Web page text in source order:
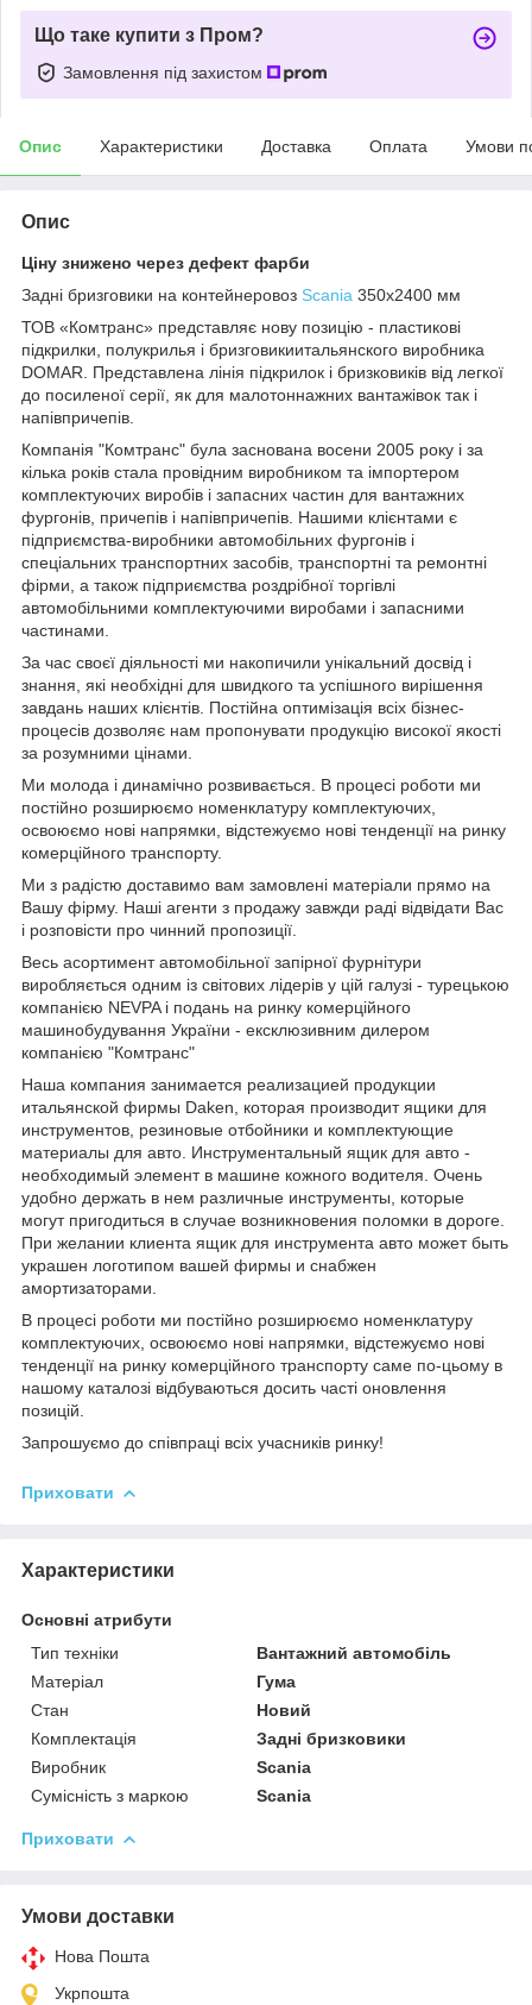
Що таке купити з Пром?
Замовлення під захистом
Опис Характеристики Доставка Оплата Умови
Опис
Ціну знижено через дефект фарби
Задні бризговики на контейнеровоз Scania 350x2400 мм
ТОВ «Комтранс» представляє нову позицію - пластикові
підкрилки, полукрилья і бризговикиитальянского виробника
DOMAR. Представлена лінія підкрилок і бризковиків від легкої
до посиленої серії, як для малотоннажних вантажівок так і
напівпричепів.
Компанія "Комтранс" була заснована восени 2005 року і за
кілька років стала провідним виробником та імпортером
комплектуючих виробів і запасних частин для вантажних
фургонів, причепів і напівпричепів. Нашими клієнтами є
підприємства-виробники автомобільних фургонів і
спеціальних транспортних засобів, транспортні та ремонтні
фірми, а також підприємства роздрібної торгівлі
автомобільними комплектуючими виробами і запасними
частинами.
За час своєї діяльності ми накопичили унікальний досвід і
знання, які необхідні для швидкого та успішного вирішення
завдань наших клієнтів. Постійна оптимізація всіх бізнес-
процесів дозволяє нам пропонувати продукцію високої якості
за розумними цінами.
Ми молода і динамічно розвивається. В процесі роботи ми
постійно розширюємо номенклатуру комплектуючих,
освоюємо нові напрямки, відстежуємо нові тенденції на ринку
комерційного транспорту.
Ми з радістю доставимо вам замовлені матеріали прямо на
Вашу фірму. Наші агенти з продажу завжди раді відвідати Вас
і розповісти про чинний пропозиції.
Весь асортимент автомобільної запірної фурнітури
виробляється одним із світових лідерів у цій галузі - турецькою
компанією NEVPA і подань на ринку комерційного
машинобудування України - ексклюзивним дилером
компанією "Комтранс"
Наша компания занимается реализацией продукции
итальянской фирмы Daken, которая производит ящики для
инструментов, резиновые отбойники и комплектующие
материалы для авто. Инструментальный ящик для авто -
необходимый элемент в машине кожного водителя. Очень
удобно держать в нем различные инструменты, которые
могут пригодиться в случае возникновения поломки в дороге.
При желании клиента ящик для инструмента авто может быть
украшен логотипом вашей фирмы и снабжен
амортизаторами.
В процесі роботи ми постійно розширюємо номенклатуру
комплектуючих, освоюємо нові напрямки, відстежуємо нові
тенденції на ринку комерційного транспорту саме по-цьому в
нашому каталозі відбуваються досить часті оновлення
позицій.
Запрошуємо до співпраці всіх учасників ринку!
Приховати
Характеристики
Основні атрибути
Тип техніки
Вантажний автомобіль
Матеріал
Гума
Стан
Новий
Комплектація
Задні бризковики
Виробник
Scania
Сумісність з маркою
Scania
Приховати
Умови доставки
Нова Пошта
Укрпошта